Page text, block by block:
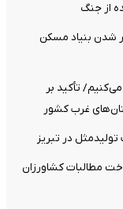
از جنگ
شدن بنیاد مسکن
تأکید بر
غرب کشور
در تبریز
مطالبات کشاورزان